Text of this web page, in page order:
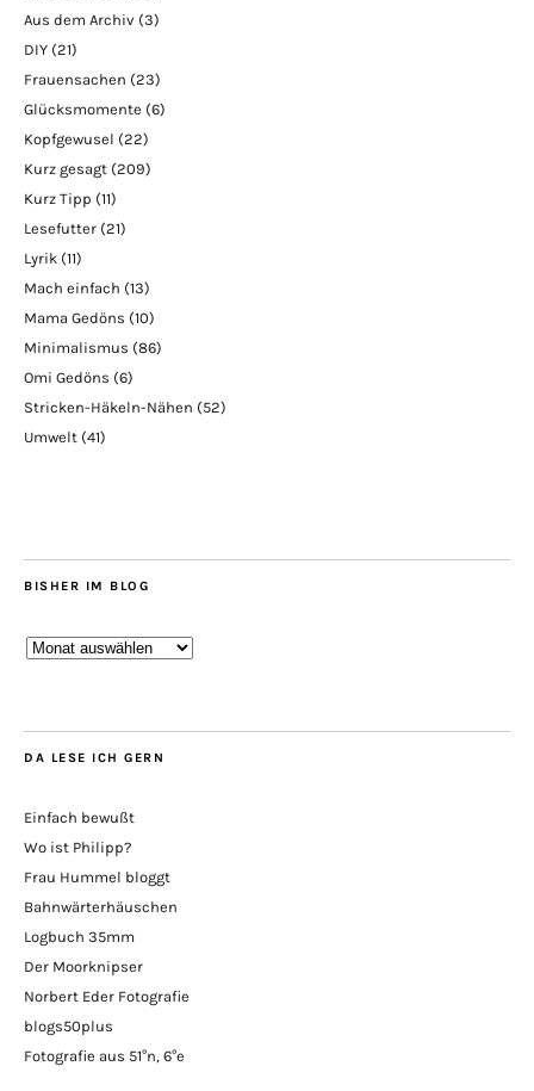
Aus dem Archiv (3)
DIY (21)
Frauensachen (23)
Glücksmomente (6)
Kopfgewusel (22)
Kurz gesagt (209)
Kurz Tipp (11)
Lesefutter (21)
Lyrik (11)
Mach einfach (13)
Mama Gedöns (10)
Minimalismus (86)
Omi Gedöns (6)
Stricken-Häkeln-Nähen (52)
Umwelt (41)
BISHER IM BLOG
Bisher
DA LESE ICH GERN
Einfach bewußt
Wo ist Philipp?
Frau Hummel bloggt
Bahnwärterhäuschen
Logbuch 35mm
Der Moorknipser
Norbert Eder Fotografie
blogs50plus
Fotografie aus 51°n, 6°e